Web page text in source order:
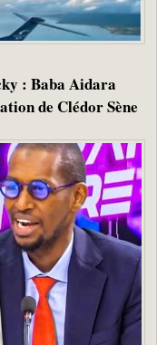
: Baba Aidara
de Clédor Sène